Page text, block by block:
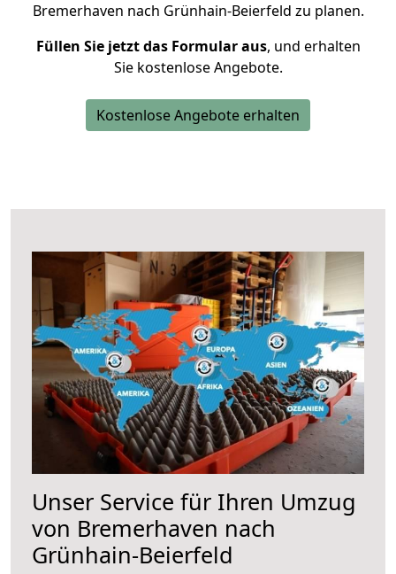
Bremerhaven nach Grünhain-Beierfeld zu planen.
Füllen Sie jetzt das Formular aus, und erhalten
Sie kostenlose Angebote.
Kostenlose Angebote erhalten
Unser Service für Ihren Umzug
von Bremerhaven nach
Grünhain-Beierfeld